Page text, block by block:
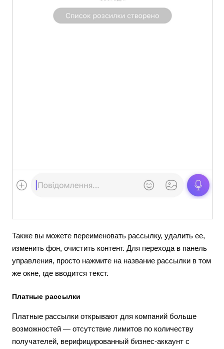
Также вы можете переименовать рассылку, удалить ее,
изменить фон, очистить контент. Для перехода в панель
управления, просто нажмите на название рассылки в том
же окне, где вводится текст.
Платные рассылки
Платные рассылки открывают для компаний больше
возможностей — отсутствие лимитов по количеству
получателей, верифицированный бизнес-аккаунт с